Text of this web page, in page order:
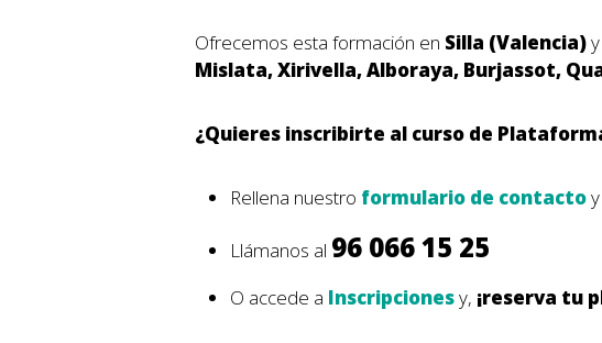
Ofrecemos esta formación en Silla (Valencia)
Mislata, Xirivella, Alboraya, Burjassot,
¿Quieres inscribirte al curso de
Rellena nuestro formulario de contacto
Llámanos al 96 066 15 25
O accede a Inscripcionesy, ¡reserva tu